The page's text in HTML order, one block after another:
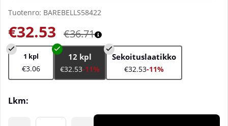
Tuotenro: BAREBELLS58422
€36.71
€32.53
1 kpl
€3.06
12 kpl
€32.53-11%
Sekoituslaatikko
€32.53-11%
Lkm: